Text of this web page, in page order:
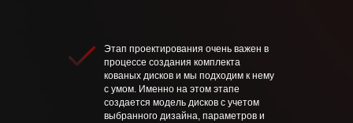
Этап проектирования очень важен в
процессе создания комплекта
кованых дисков и мы подходим к нему
с умом. Именно на этом этапе
создается модель дисков с учетом
выбранного дизайна, параметров и